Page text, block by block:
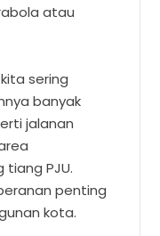
atau
sering
banyak
jalanan
PJU.
penting
kota.